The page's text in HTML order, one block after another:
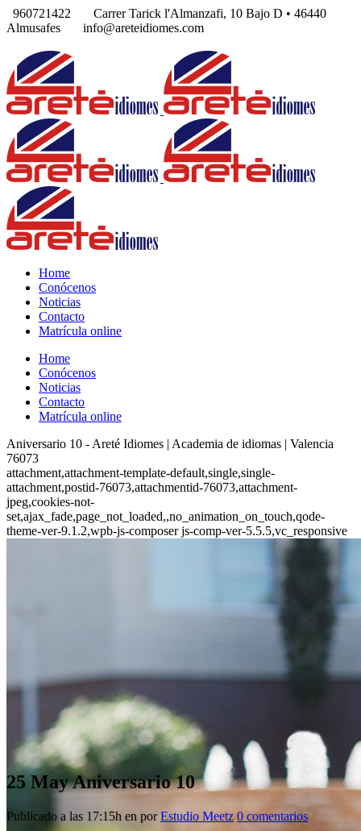
960721422
Carrer Tarick l'Almanzafi, 10 Bajo D • 46440
Almusafes
info@areteidiomes.com
Home
Conócenos
Noticias
Contacto
Matrícula online
Home
Conócenos
Noticias
Contacto
Matrícula online
Aniversario 10 - Areté Idiomes | Academia de idiomas | Valencia
76073
attachment,attachment-template-default,single,single-
attachment,postid-76073,attachmentid-76073,attachment-
jpeg,cookies-not-
set,ajax_fade,page_not_loaded,,no_animation_on_touch,qode-
theme-ver-9.1.2,wpb-js-composer js-comp-ver-5.5.5,vc_responsive
25 MayAniversario 10
Publicado a las 17:15h en porEstudio Meetz 0 comentarios